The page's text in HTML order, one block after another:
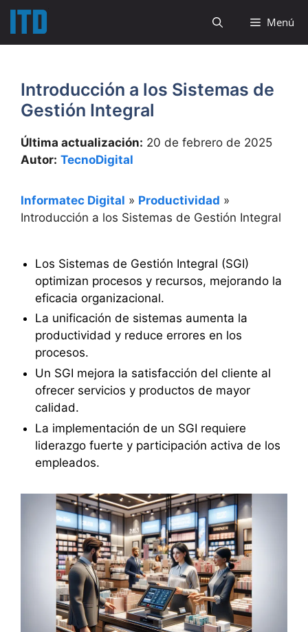
Saltar
contenido
Menú
Introducción a los Sistemas de
Gestión Integral
Última actualización: 20 de febrero de 2025
Autor: TecnoDigital
Informatec Digital » Productividad »
Introducción a los Sistemas de Gestión Integral
Los Sistemas de Gestión Integral (SGI)
optimizan procesos y recursos, mejorando la
eficacia organizacional.
La unificación de sistemas aumenta la
productividad y reduce errores en los
procesos.
Un SGI mejora la satisfacción del cliente al
ofrecer servicios y productos de mayor
calidad.
La implementación de un SGI requiere
liderazgo fuerte y participación activa de los
empleados.